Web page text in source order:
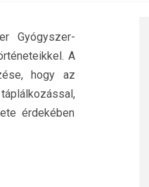
Gyógyszer-
A
hogy az
érdekében